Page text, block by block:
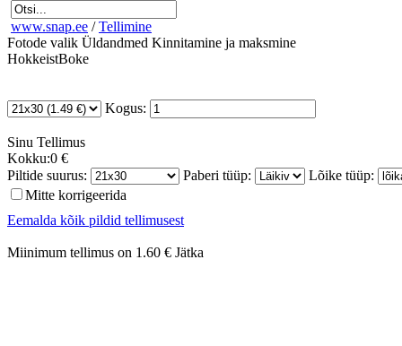
www.snap.ee / Tellimine
Fotode valik Üldandmed Kinnitamine ja maksmine
HokkeistBoke
Kogus:
Sinu Tellimus
Kokku:0 €
Piltide suurus:
Paberi tüüp:
Lõike tüüp:
Mitte korrigeerida
Eemalda kõik pildid tellimusest
Miinimum tellimus on 1.60 € Jätka